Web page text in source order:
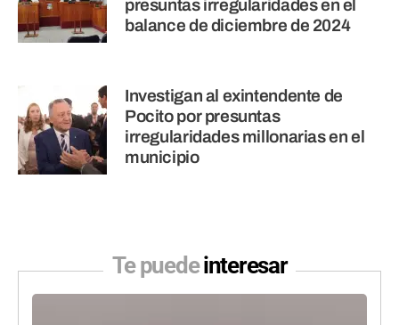
presuntas irregularidades en el
balance de diciembre de 2024
Investigan al exintendente de
Pocito por presuntas
irregularidades millonarias en el
municipio
Te puedeinteresar